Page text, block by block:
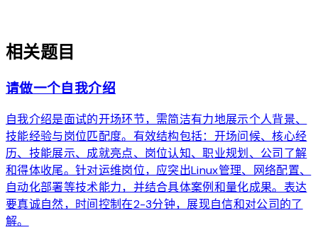
相关题目
请做一个自我介绍
自我介绍是面试的开场环节，需简洁有力地展示个人背景、
技能经验与岗位匹配度。有效结构包括：开场问候、核心经
历、技能展示、成就亮点、岗位认知、职业规划、公司了解
和得体收尾。针对运维岗位，应突出Linux管理、网络配置、
自动化部署等技术能力，并结合具体案例和量化成果。表达
要真诚自然，时间控制在2-3分钟，展现自信和对公司的了
解。